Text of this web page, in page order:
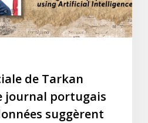
de Tarkan
journal portugais
suggèrent